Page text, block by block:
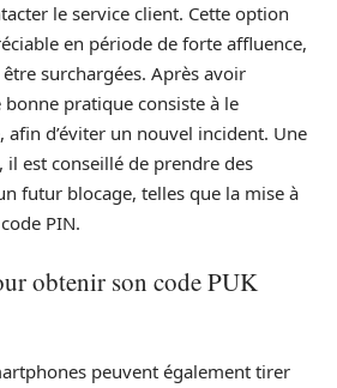
le service client. Cette option
en période de forte affluence,
surchargées. Après avoir
bonne pratique consiste à le
afin d’éviter un nouvel incident. Une
il est conseillé de prendre des
futur blocage, telles que la mise à
PIN.
obtenir son code PUK
peuvent également tirer